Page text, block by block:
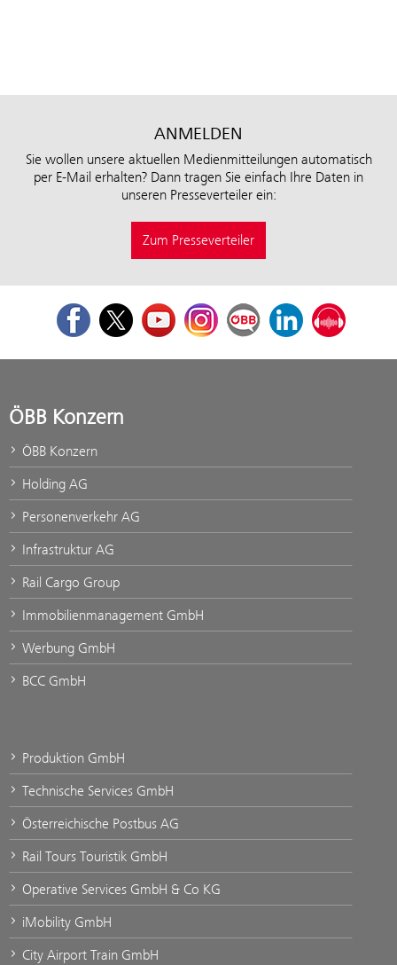
ANMELDEN
Sie wollen unsere aktuellen Medienmitteilungen automatisch
per E-Mail erhalten? Dann tragen Sie einfach Ihre Daten in
unseren Presseverteiler ein:
Zum Presseverteiler
FacebookTwitterYoutubeInstagramÖBB Corporate Blog
LinkedInPodcast
ÖBB Konzern
ÖBB Konzern
Holding AG
Personenverkehr AG
Infrastruktur AG
Rail Cargo Group
Immobilienmanagement GmbH
Werbung GmbH
BCC GmbH
Produktion GmbH
Technische Services GmbH
Österreichische Postbus AG
Rail Tours Touristik GmbH
Operative Services GmbH & Co KG
iMobility GmbH
City Airport Train GmbH